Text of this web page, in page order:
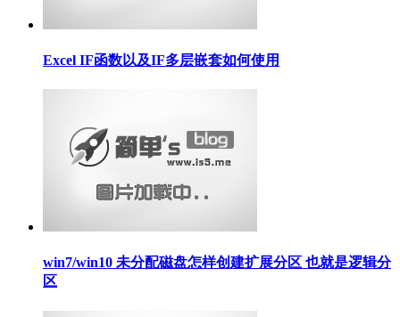
Excel IF函数以及IF多层嵌套如何使用
win7/win10 未分配磁盘怎样创建扩展分区 也就是逻辑分
区